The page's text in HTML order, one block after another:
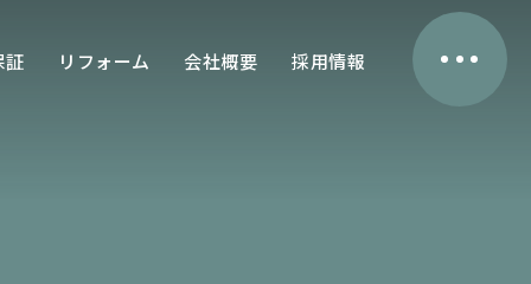
証 リフォーム 会社概要 採用情報